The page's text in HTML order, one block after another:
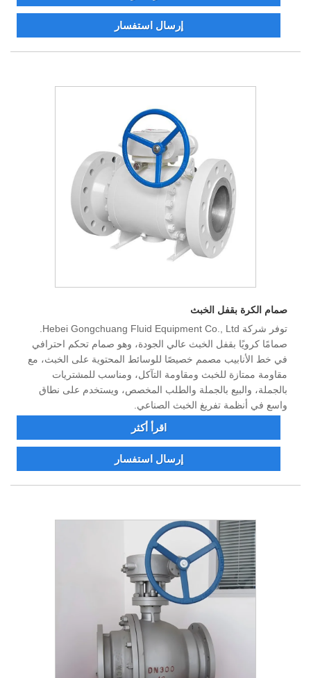
إرسال استفسار
صمام الكرة بقفل الخبث
صمامًا كرويًا بقفل الخبث عالي الجودة، وهو صمام تحكم احترافي
في خط الأنابيب مصمم خصيصًا للوسائط المحتوية على الخبث، مع
مقاومة ممتازة للخبث ومقاومة التآكل، ومناسب للمشتريات
بالجملة، والبيع بالجملة والطلب المخصص، ويستخدم على نطاق
واسع في أنظمة تفريغ الخبث الصناعي.
اقرأ أكثر
إرسال استفسار